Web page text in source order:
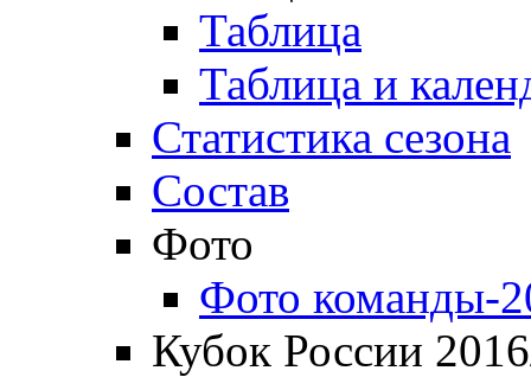
Таблица
Таблица и
Статистика сезона
Состав
Фото
Фото команды-
Кубок России